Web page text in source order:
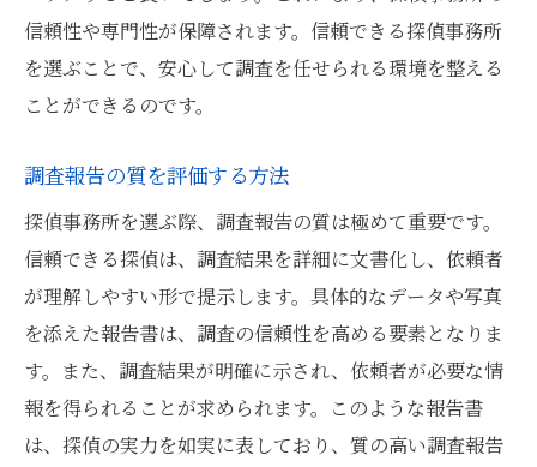
信頼性や専門性が保障されます。信頼できる探偵事務所
を選ぶことで、安心して調査を任せられる環境を整える
ことができるのです。
調査報告の質を評価する方法
探偵事務所を選ぶ際、調査報告の質は極めて重要です。
信頼できる探偵は、調査結果を詳細に文書化し、依頼者
が理解しやすい形で提示します。具体的なデータや写真
を添えた報告書は、調査の信頼性を高める要素となりま
す。また、調査結果が明確に示され、依頼者が必要な情
報を得られることが求められます。このような報告書
は、探偵の実力を如実に表しており、質の高い調査報告